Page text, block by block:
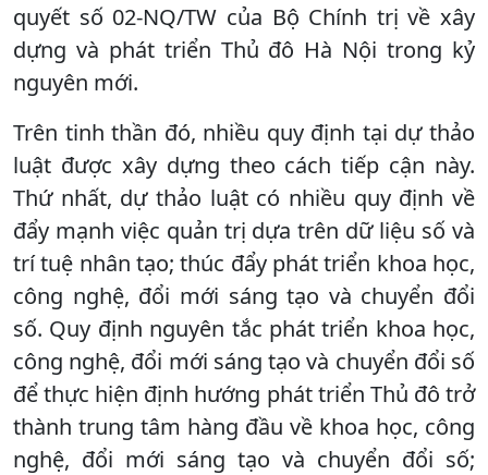
quyết số 02-NQ/TW của Bộ Chính trị về xây
dựng và phát triển Thủ đô Hà Nội trong kỷ
nguyên mới.
Trên tinh thần đó, nhiều quy định tại dự thảo
luật được xây dựng theo cách tiếp cận này.
Thứ nhất, dự thảo luật có nhiều quy định về
đẩy mạnh việc quản trị dựa trên dữ liệu số và
trí tuệ nhân tạo; thúc đẩy phát triển khoa học,
công nghệ, đổi mới sáng tạo và chuyển đổi
số. Quy định nguyên tắc phát triển khoa học,
công nghệ, đổi mới sáng tạo và chuyển đổi số
để thực hiện định hướng phát triển Thủ đô trở
thành trung tâm hàng đầu về khoa học, công
nghệ, đổi mới sáng tạo và chuyển đổi số;